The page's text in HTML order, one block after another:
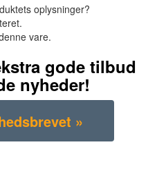
oplysninger?
vare.
gode tilbud
nyheder!